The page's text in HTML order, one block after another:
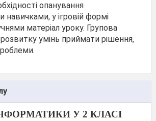
опанування
у ігровій формі
матеріал уроку. Групова
умінь приймати рішення,
У 2 КЛАСІ